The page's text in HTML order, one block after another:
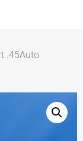
.45Auto